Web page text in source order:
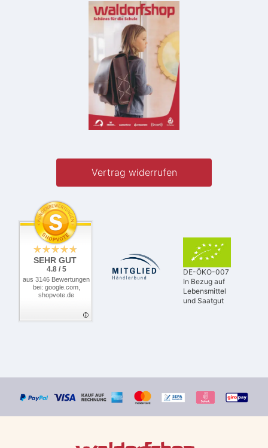
Vertrag widerrufen
SEHR GUT
4.8 / 5
aus 3146 Bewertungen
bei: google.com,
shopvote.de
DE-ÖKO-007
In Bezug auf
Lebensmittel
und Saatgut